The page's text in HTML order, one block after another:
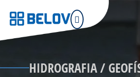
HIDROGRAFIA /